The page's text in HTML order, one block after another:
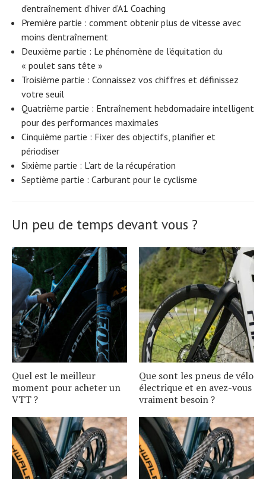
d’entraînement d’hiver d’A1 Coaching
Première partie : comment obtenir plus de vitesse avec
moins d’entraînement
Deuxième partie : Le phénomène de l’équitation du
« poulet sans tête »
Troisième partie : Connaissez vos chiffres et définissez
votre seuil
Quatrième partie : Entraînement hebdomadaire intelligent
pour des performances maximales
Cinquième partie : Fixer des objectifs, planifier et
périodiser
Sixième partie : L’art de la récupération
Septième partie : Carburant pour le cyclisme
Un peu de temps devant vous ?
Quel est le meilleur
moment pour acheter un
VTT ?
Que sont les pneus de vélo
électrique et en avez-vous
vraiment besoin ?